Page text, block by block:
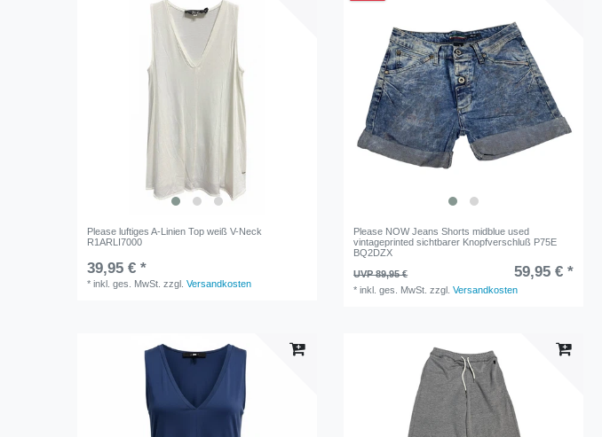
Please luftiges A-Linien Top weiß V-Neck
R1ARLI7000
39,95 € *
*inkl. ges. MwSt. zzgl.Versandkosten
Please NOW Jeans Shorts midblue used
vintageprinted sichtbarer Knopfverschluß P75E
BQ2DZX
UVP 89,95 €
59,95 € *
*inkl. ges. MwSt. zzgl.Versandkosten